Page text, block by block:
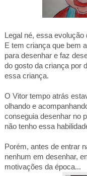
Legal né, essa
E tem criança que bem
para desenhar e faz
do gosto da criança por
essa criança.
O Vitor tempo atrás
olhando e
conseguia desenhar no
não tenho essa
Porém, antes de entrar
nenhum em desenhar,
motivações da época...